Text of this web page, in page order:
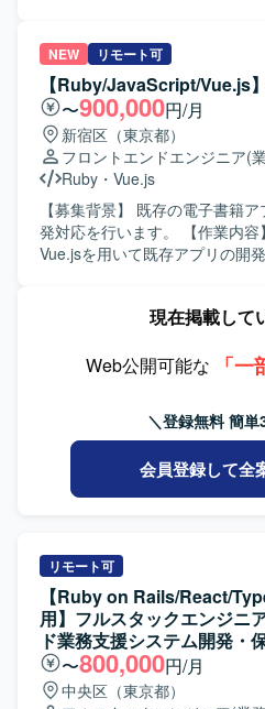
捉えられる方を歓迎いたします
丁寧に連携し、多数の関係者を
を想定しております。ドメイン
くキャッチアップし、設計に落
ボトルネックを自発的に発見し
方にご活躍いただけます。 【ポジションの魅力】 経理向け
SaaSの追加機能および新規シス
ェーズからテストまで一貫し
ョンです。多数のステークホル
品質の担保とプロジェクト推進
中心の業務に携わることができます。 【開発環
PostgreSQL、Redis、Docker
ております。フロントエンドは
利用しております。インフラは
ElastiCache、S3、
ElasticBeanstalkなど）、
Engine Yardなどを利用してお
ブラウザなど多様な動作環境で
ドを構築します。 【求める人物像】 フロントエンド開発を
起点に、システム全体の仕組み
る方を求めています。 【ポジションの魅力】 大手ポイント
発行企業へ自社開発の特許エン
経験を積めます。画面開発にと
バックエンド実装まで一貫して携われます
Vue.js、React、Ruby on Rails
Code、GitHub Copilot、Codex
発環境です。
NEW リモート可
【Ruby/JavaScript/Vue.js
〜900,000円/月
新宿区（東京都）
フロントエンドエンジニア(
Ruby ・ Vue.js
【募集背景】 既存の電子書籍
発対応を行います。 【作業内容】 Ruby、JavaScript、
Vue.jsを用いて既存アプリの開
Ruby、JavaScript、Vue.js、
現在掲載して
Web公開可能な
「一
＼登録無料 簡単
会員登録して全
リモート可
【Ruby on Rails/React/
用】フルスタックエンジニ
ド業務支援システム開発・
〜800,000円/月
中央区（東京都）